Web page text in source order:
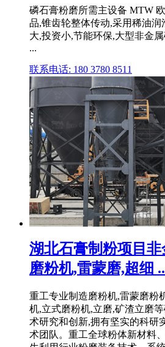
磷石膏粉磨所需主设备 MTW
品,锥齿轮整体传动,采用稀油
大,投资小,节能环保,大型非金
...
联系电话: 180 3780 8511
湖北石膏制粉项目
磨粉机,雷蒙磨,超细
重工专业制造磨粉机,雷蒙磨粉
机,立式磨粉机,立磨,矿渣立磨
术研究和创新,拥有坚实的科研
术团队。重工全球粉体新材料